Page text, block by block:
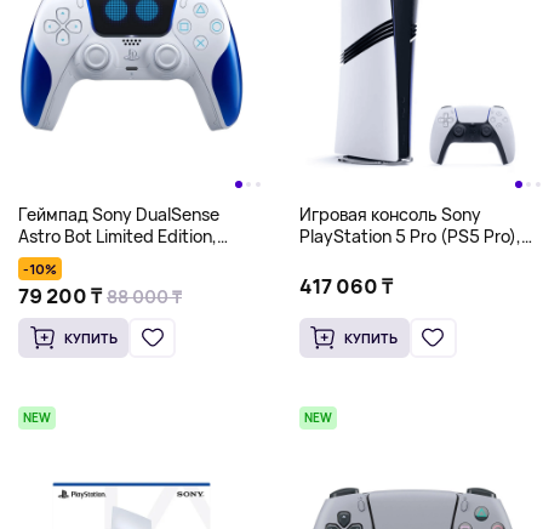
Геймпад Sony DualSense
Astro Bot Limited Edition,
белый
-10%
79 200 ₸ 88 000 ₸
КУПИТЬ
Игровая консоль Sony
PlayStation 5 Pro (PS5 Pro),
417 060 ₸
КУПИТЬ
NEW NEW